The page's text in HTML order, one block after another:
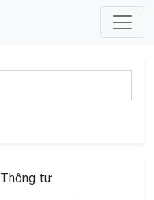
Thông tư